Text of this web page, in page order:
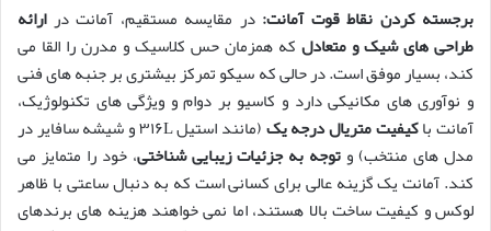
برجسته کردن نقاط قوت آمانت: در مقایسه مستقیم، آمانت درارائه
طراحی های شیک و متعادل که همزمان حس کلاسیک و مدرن را القا می
کند، بسیار موفق است. در حالی که سیکو تمرکز بیشتری بر جنبه های فنی
و نوآوری های مکانیکی دارد و کاسیو بر دوام و ویژگی های تکنولوژیک،
آمانت باکیفیت متریال درجه یک
(مانند استیل ۳۱۶L و شیشه سافایر در
مدل های منتخب) وتوجه به جزئیات زیبایی شناختی، خود را متمایز می
کند. آمانت یک گزینه عالی برای کسانی است که به دنبال ساعتی با ظاهر
لوکس و کیفیت ساخت بالا هستند، اما نمی خواهند هزینه های برندهای